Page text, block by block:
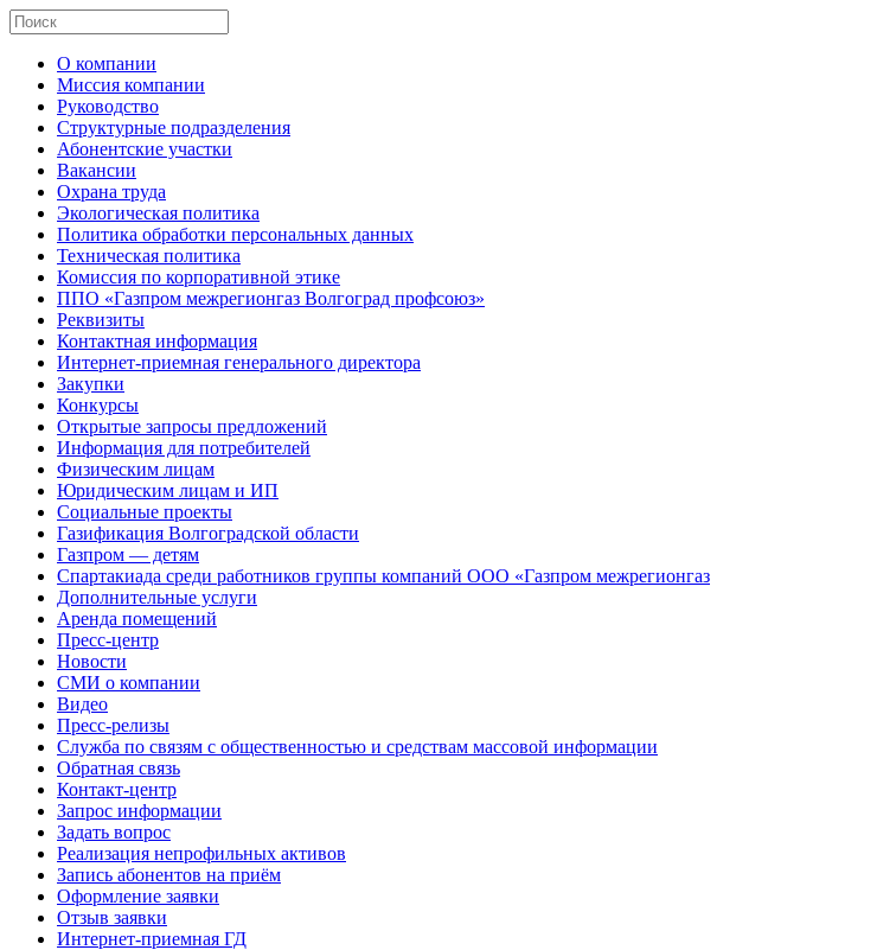
О компании
Миссия компании
Руководство
Структурные подразделения
Абонентские участки
Вакансии
Охрана труда
Экологическая политика
Политика обработки персональных данных
Техническая политика
Комиссия по корпоративной этике
ППО «Газпром межрегионгаз Волгоград профсоюз»
Реквизиты
Контактная информация
Интернет-приемная генерального директора
Закупки
Конкурсы
Открытые запросы предложений
Информация для потребителей
Физическим лицам
Юридическим лицам и ИП
Социальные проекты
Газификация Волгоградской области
Газпром — детям
Спартакиада среди работников группы компаний ООО «Газпром межрегионгаз
Дополнительные услуги
Аренда помещений
Пресс-центр
Новости
СМИ о компании
Видео
Пресс-релизы
Служба по связям с общественностью и средствам массовой информации
Обратная связь
Контакт-центр
Запрос информации
Задать вопрос
Реализация непрофильных активов
Запись абонентов на приём
Оформление заявки
Отзыв заявки
Интернет-приемная ГД